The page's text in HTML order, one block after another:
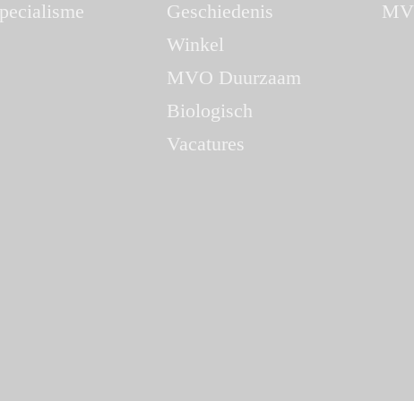
Geschiedenis
Winkel
MVO Duurzaam
Biologisch
Vacatures